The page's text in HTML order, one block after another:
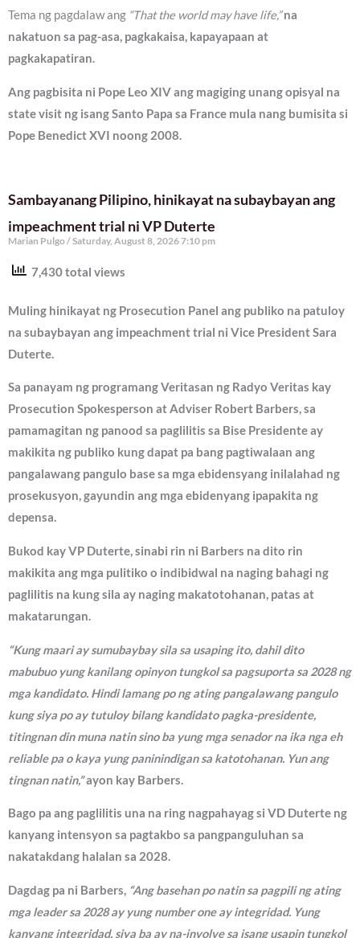
Tema ng pagdalaw ang “That the world may have life,”na
nakatuon sa pag-asa, pagkakaisa, kapayapaan at
pagkakapatiran.
Ang pagbisita ni Pope Leo XIV ang magiging unang opisyal na
state visit ng isang Santo Papa sa France mula nang bumisita si
Pope Benedict XVI noong 2008.
Sambayanang Pilipino, hinikayat na subaybayan ang
impeachment trial ni VP Duterte
Marian Pulgo Saturday, August 8, 2026 7:10 pm
7,430 total views
Muling hinikayat ng Prosecution Panel ang publiko na patuloy
na subaybayan ang impeachment trial ni Vice President Sara
Duterte.
Sa panayam ng programang Veritasan ng Radyo Veritas kay
Prosecution Spokesperson at Adviser Robert Barbers, sa
pamamagitan ng panood sa paglilitis sa Bise Presidente ay
makikita ng publiko kung dapat pa bang pagtiwalaan ang
pangalawang pangulo base sa mga ebidensyang inilalahad ng
prosekusyon, gayundin ang mga ebidenyang ipapakita ng
depensa.
Bukod kay VP Duterte, sinabi rin ni Barbers na dito rin
makikita ang mga pulitiko o indibidwal na naging bahagi ng
paglilitis na kung sila ay naging makatotohanan, patas at
makatarungan.
“Kung maari ay sumubaybay sila sa usaping ito, dahil dito
mabubuo yung kanilang opinyon tungkol sa pagsuporta sa 2028 ng
mga kandidato. Hindi lamang po ng ating pangalawang pangulo
kung siya po ay tutuloy bilang kandidato pagka-presidente,
titingnan din muna natin sino ba yung mga senador na ika nga eh
reliable pa o kaya yung paninindigan sa katotohanan. Yun ang
tingnan natin,”ayon kay Barbers.
Bago pa ang paglilitis una na ring nagpahayag si VD Duterte ng
kanyang intensyon sa pagtakbo sa pangpanguluhan sa
nakatakdang halalan sa 2028.
Dagdag pa ni Barbers, “Ang basehan po natin sa pagpili ng ating
mga leader sa 2028 ay yung number one ay integridad. Yung
kanyang integridad, siya ba ay na-involve sa isang usapin tungkol